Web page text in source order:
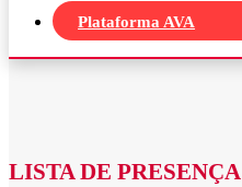
Plataforma AVA
LISTA DE PRESENÇA